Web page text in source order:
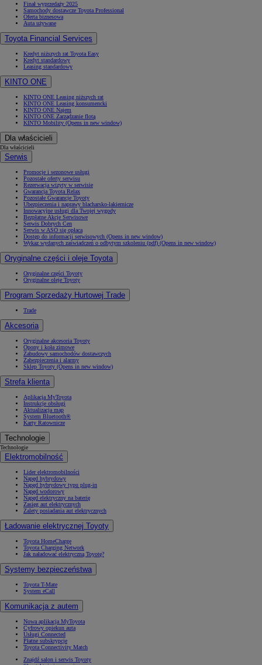
Finał wyprzedaży 2025
Samochody dostawcze Toyota Professional
Oferta biznesowa
Auta używane
Toyota Financial Services
Kredyt niższych rat Toyota Easy
Kredyt standardowy
Leasing standardowy
KINTO ONE
KINTO ONE Leasing niższych rat
KINTO ONE Leasing konsumencki
KINTO ONE Najem
KINTO ONE Zarządzanie flotą
KINTO Mobility (Opens in new window)
Dla właścicieli
Dla właścicieli
Serwis
Promocje i sezonowe usługi
Pozostałe oferty serwisu
Rezerwacja wizyty w serwisie
Gwarancja Toyota Relax
Pozostałe Gwarancje Toyoty
Ubezpieczenia i naprawy blacharsko-lakiernicze
Innowacyjne usługi dla Twojej wygody
Bezpłatne Akcje Serwisowe
Serwis Dobrych Cen
Serwis w ASO się opłaca
Dostęp do informacji serwisowych (Opens in new window)
Wykaz wydanych zaświadczeń o odbytym szkoleniu (pdf) (Opens in new window)
Oryginalne części i oleje Toyota
Oryginalne części Toyoty
Oryginalne oleje Toyoty
Program Sprzedaży Hurtowej Trade
Trade
Akcesoria
Oryginalne akcesoria Toyoty
Opony i koła zimowe
Zabudowy samochodów dostawczych
Zabezpieczenia i alarmy
Sklep Toyoty (Opens in new window)
Strefa klienta
Aplikacja MyToyota
Instrukcje obsługi
Aktualizacja map
System Bluetooth®
Karty Ratownicze
Technologie
Technologie
Elektromobilność
Lider elektromobilności
Napęd hybrydowy
Napęd hybrydowy typu plug-in
Napęd wodorowy
Napęd elektryczny na baterię
Zasięg aut elektrycznych
Zalety posiadania aut elektrycznych
Ładowanie elektrycznej Toyoty
Toyota HomeCharge
Toyota Charging Network
Jak naładować elektryczną Toyotę?
Systemy bezpieczeństwa
Toyota T-Mate
System eCall
Komunikacja z autem
Nowa aplikacja MyToyota
Cyfrowy opiekun auta
Usługi Connected
Płatne subskrypcje
Toyota Connectivity Match
Znajdź salon i serwis Toyoty